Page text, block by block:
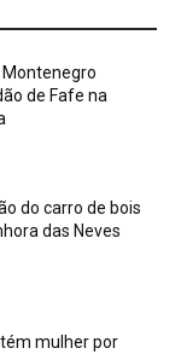
de Fafe na
do carro de bois
das Neves
mulher por